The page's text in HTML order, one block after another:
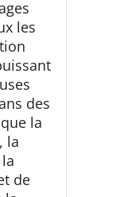
les
des
la
la
de